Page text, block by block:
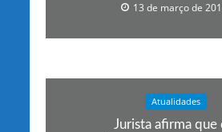
13 de março de
Atualidades
Jurista afirma que